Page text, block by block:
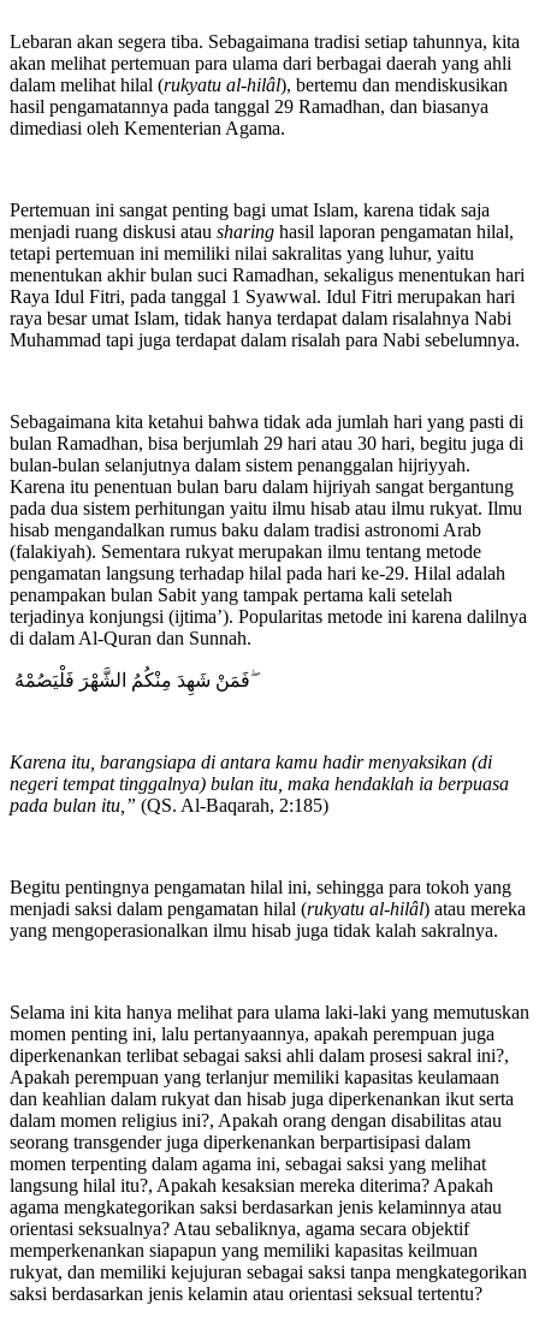
Lebaran akan segera tiba. Sebagaimana tradisi setiap tahunnya, kita
akan melihat pertemuan para ulama dari berbagai daerah yang ahli
dalam melihat hilal (rukyatu al-hilâl), bertemu dan mendiskusikan
hasil pengamatannya pada tanggal 29 Ramadhan, dan biasanya
dimediasi oleh Kementerian Agama.
Pertemuan ini sangat penting bagi umat Islam, karena tidak saja
menjadi ruang diskusi atau sharing hasil laporan pengamatan hilal,
tetapi pertemuan ini memiliki nilai sakralitas yang luhur, yaitu
menentukan akhir bulan suci Ramadhan, sekaligus menentukan hari
Raya Idul Fitri, pada tanggal 1 Syawwal. Idul Fitri merupakan hari
raya besar umat Islam, tidak hanya terdapat dalam risalahnya Nabi
Muhammad tapi juga terdapat dalam risalah para Nabi sebelumnya.
Sebagaimana kita ketahui bahwa tidak ada jumlah hari yang pasti di
bulan Ramadhan, bisa berjumlah 29 hari atau 30 hari, begitu juga di
bulan-bulan selanjutnya dalam sistem penanggalan hijriyyah.
Karena itu penentuan bulan baru dalam hijriyah sangat bergantung
pada dua sistem perhitungan yaitu ilmu hisab atau ilmu rukyat. Ilmu
hisab mengandalkan rumus baku dalam tradisi astronomi Arab
(falakiyah). Sementara rukyat merupakan ilmu tentang metode
pengamatan langsung terhadap hilal pada hari ke-29. Hilal adalah
penampakan bulan Sabit yang tampak pertama kali setelah
terjadinya konjungsi (ijtima’). Popularitas metode ini karena dalilnya
di dalam Al-Quran dan Sunnah.
فَمَنْ شَهِدَ مِنْكُمُ الشَّهْرَ فَلْيَصُمْهُ ۖ
Karena itu, barangsiapa di antara kamu hadir menyaksikan (di
negeri tempat tinggalnya) bulan itu, maka hendaklah ia berpuasa
pada bulan itu,” (QS. Al-Baqarah, 2:185)
Begitu pentingnya pengamatan hilal ini, sehingga para tokoh yang
menjadi saksi dalam pengamatan hilal (rukyatu al-hilâl) atau mereka
yang mengoperasionalkan ilmu hisab juga tidak kalah sakralnya.
Selama ini kita hanya melihat para ulama laki-laki yang memutuskan
momen penting ini, lalu pertanyaannya, apakah perempuan juga
diperkenankan terlibat sebagai saksi ahli dalam prosesi sakral ini?,
Apakah perempuan yang terlanjur memiliki kapasitas keulamaan
dan keahlian dalam rukyat dan hisab juga diperkenankan ikut serta
dalam momen religius ini?, Apakah orang dengan disabilitas atau
seorang transgender juga diperkenankan berpartisipasi dalam
momen terpenting dalam agama ini, sebagai saksi yang melihat
langsung hilal itu?, Apakah kesaksian mereka diterima? Apakah
agama mengkategorikan saksi berdasarkan jenis kelaminnya atau
orientasi seksualnya? Atau sebaliknya, agama secara objektif
memperkenankan siapapun yang memiliki kapasitas keilmuan
rukyat, dan memiliki kejujuran sebagai saksi tanpa mengkategorikan
saksi berdasarkan jenis kelamin atau orientasi seksual tertentu?